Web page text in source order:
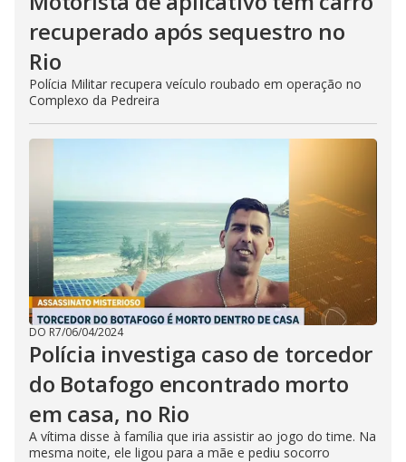
recuperado após sequestro no
Rio
Polícia Militar recupera veículo roubado em operação no
Complexo da Pedreira
DO R7/06/04/2024
Polícia investiga caso de torcedor
do Botafogo encontrado morto
em casa, no Rio
A vítima disse à família que iria assistir ao jogo do time. Na
mesma noite, ele ligou para a mãe e pediu socorro